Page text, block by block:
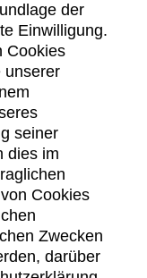
der
Einwilligung.
Cookies
unserer
seiner
dies im
Cookies
Zwecken
darüber